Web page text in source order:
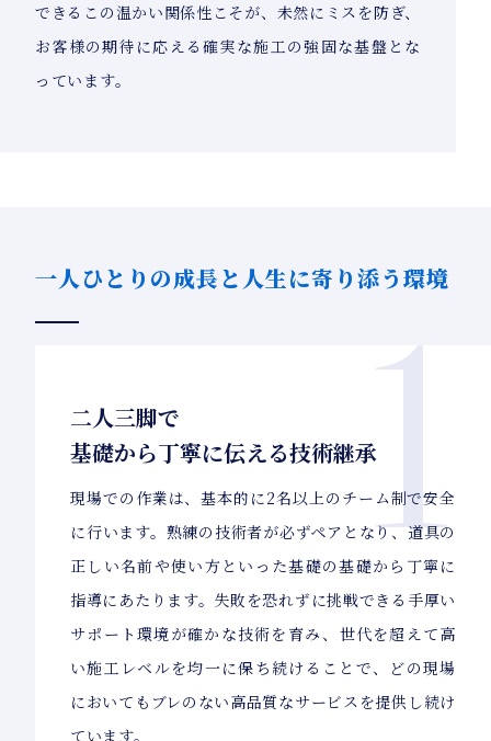
できるこの温かい関係性こそが、未然にミスを防ぎ、
お客様の期待に応える確実な施工の強固な基盤とな
っています。
一人ひとりの成長と人生に寄り添う環境
1
二人三脚で
基礎から丁寧に伝える技術継承
現場での作業は、基本的に2名以上のチーム制で安全
に行います。熟練の技術者が必ずペアとなり、道具の
正しい名前や使い方といった基礎の基礎から丁寧に
指導にあたります。失敗を恐れずに挑戦できる手厚い
サポート環境が確かな技術を育み、世代を超えて高
い施工レベルを均一に保ち続けることで、どの現場
においてもブレのない高品質なサービスを提供し続け
ています。